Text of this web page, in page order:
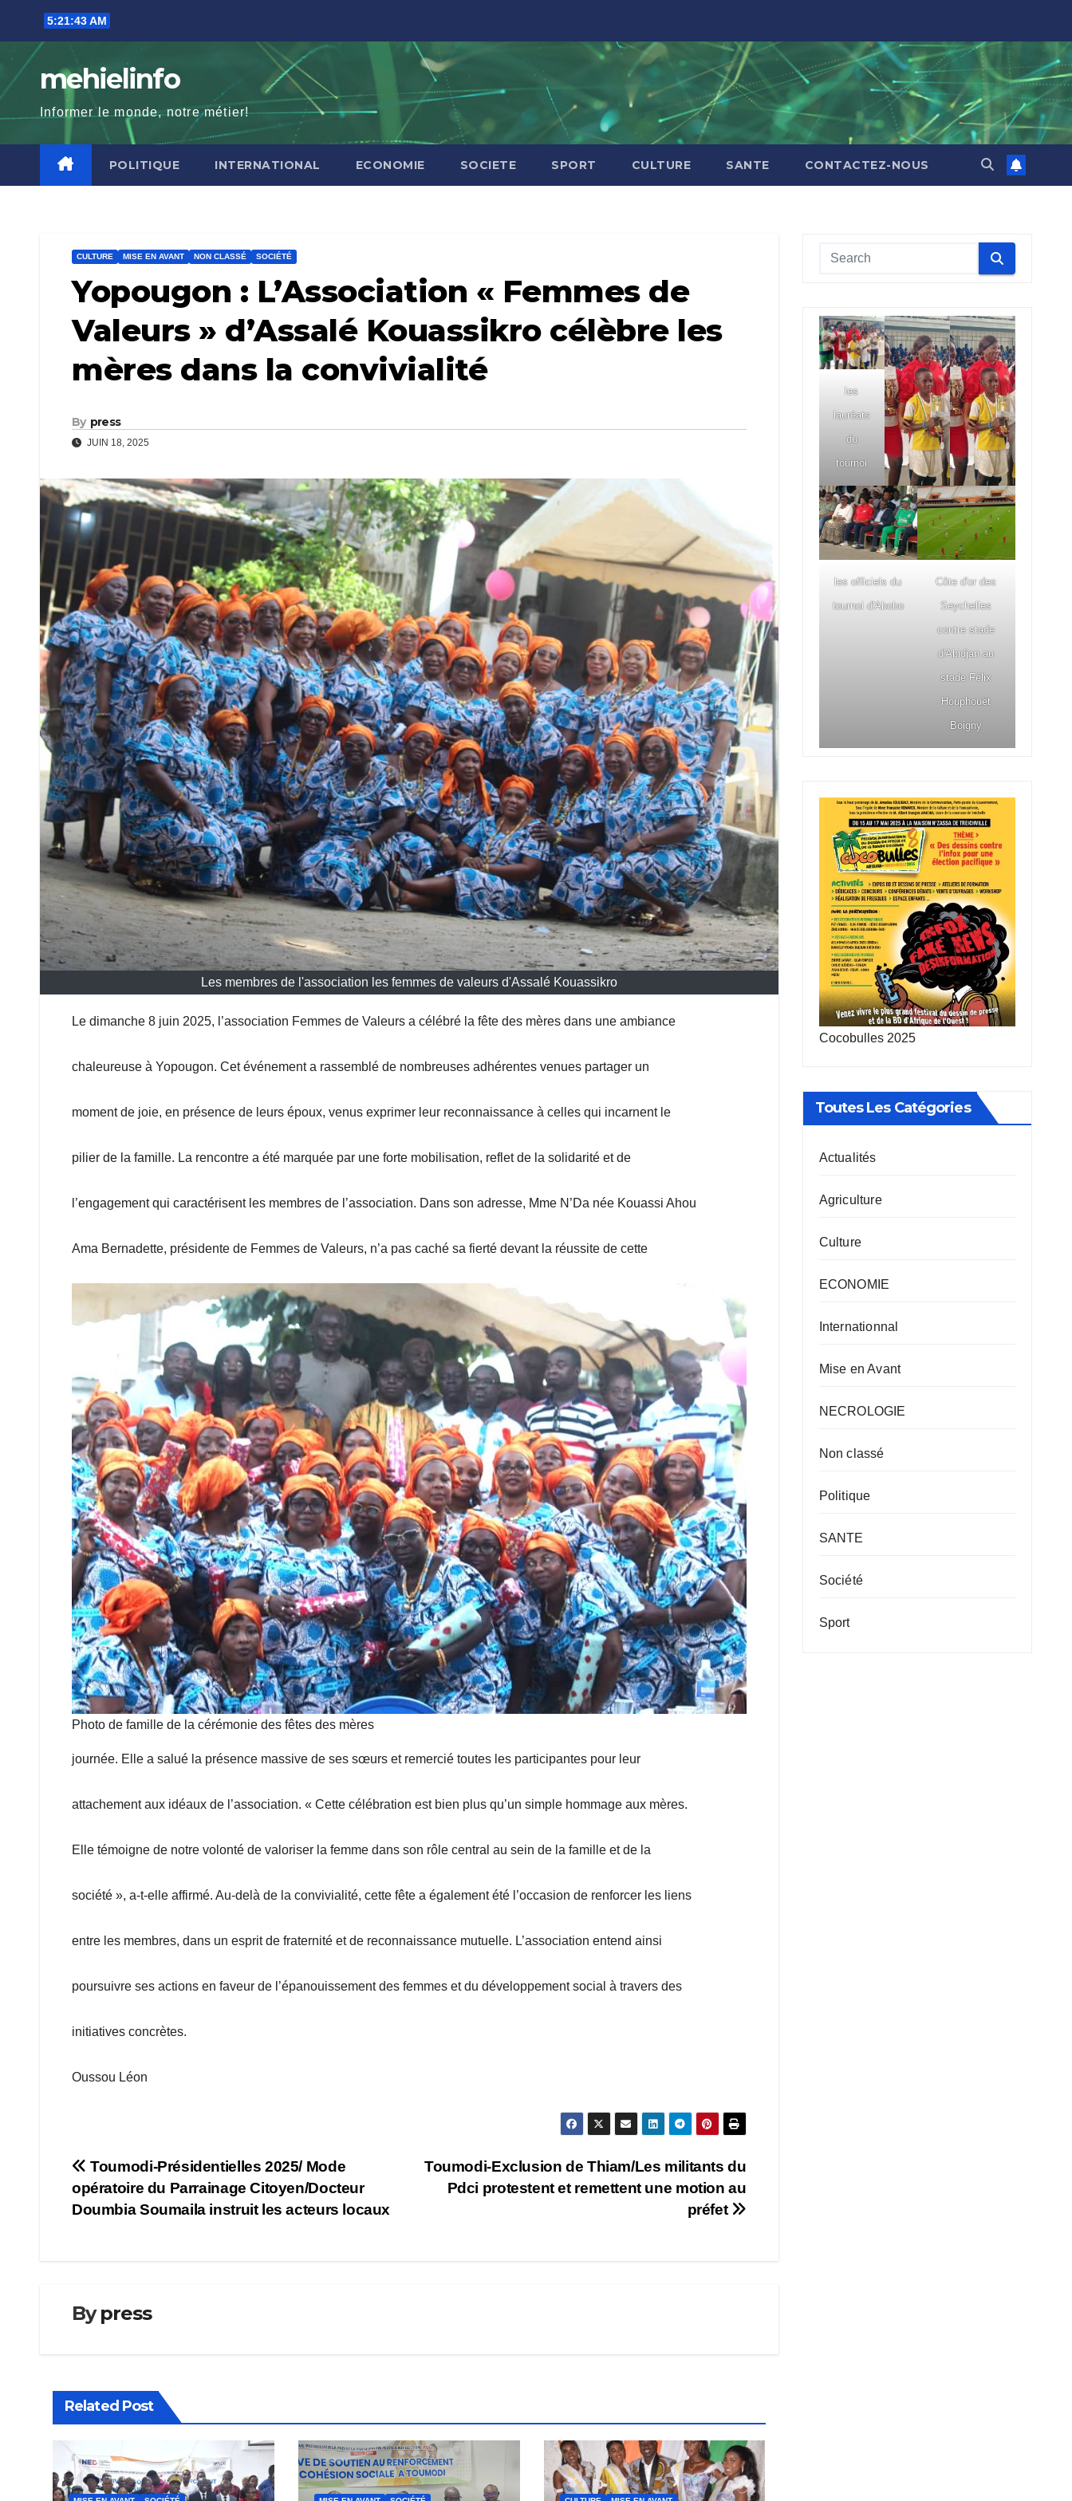
content
5:21:45 AM
mehielinfo
Informer le monde, notre métier!
POLITIQUE INTERNATIONAL ECONOMIE SOCIETE SPORT CULTURE SANTE CONTACTEZ-NOUS
CULTURE MISE EN AVANT NON CLASSÉ SOCIÉTÉ
Yopougon : L’Association « Femmes de
Valeurs » d’Assalé Kouassikro célèbre les
mères dans la convivialité
By press
JUIN 18, 2025
Les membres de l'association les femmes de valeurs d'Assalé Kouassikro
Le dimanche 8 juin 2025, l’association Femmes de Valeurs a célébré la fête des mères dans une ambiance
chaleureuse à Yopougon. Cet événement a rassemblé de nombreuses adhérentes venues partager un
moment de joie, en présence de leurs époux, venus exprimer leur reconnaissance à celles qui incarnent le
pilier de la famille. La rencontre a été marquée par une forte mobilisation, reflet de la solidarité et de
l’engagement qui caractérisent les membres de l’association. Dans son adresse, Mme N’Da née Kouassi Ahou
Ama Bernadette, présidente de Femmes de Valeurs, n’a pas caché sa fierté devant la réussite de cette
Photo de famille de la cérémonie des fêtes des mères
journée. Elle a salué la présence massive de ses sœurs et remercié toutes les participantes pour leur
attachement aux idéaux de l’association. « Cette célébration est bien plus qu’un simple hommage aux mères.
Elle témoigne de notre volonté de valoriser la femme dans son rôle central au sein de la famille et de la
société », a-t-elle affirmé. Au-delà de la convivialité, cette fête a également été l’occasion de renforcer les liens
entre les membres, dans un esprit de fraternité et de reconnaissance mutuelle. L’association entend ainsi
poursuivre ses actions en faveur de l’épanouissement des femmes et du développement social à travers des
initiatives concrètes.
Oussou Léon
Navigation
de
Toumodi-Exclusion de Thiam/Les militants du
Pdci protestent et remettent une motion au
préfet
Toumodi-Présidentielles 2025/ Mode
opératoire du Parrainage Citoyen/Docteur
Doumbia Soumaila instruit les acteurs locaux
Bypress
Related Post
les
lauréats
du
tournoi
les officiels du
tournoi d'Abobo
Côte d'or des
Seychelles
contre stade
d'Abidjan au
stade Félix
Houphouët
Boigny
Cocobulles 2025
Toutes Les Catégories
Actualités
Agriculture
Culture
ECONOMIE
Internationnal
Mise en Avant
NECROLOGIE
Non classé
Politique
SANTE
Société
Sport